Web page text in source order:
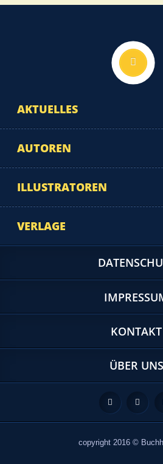
AKTUELLES
AUTOREN
ILLUSTRATOREN
VERLAGE
copyright 2016 ©
KONTAKT
ÜBER UNS